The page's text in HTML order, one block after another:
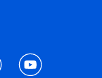
youtube